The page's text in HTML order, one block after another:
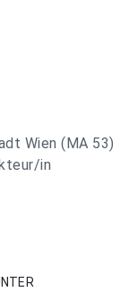
Wien (MA 53)
in